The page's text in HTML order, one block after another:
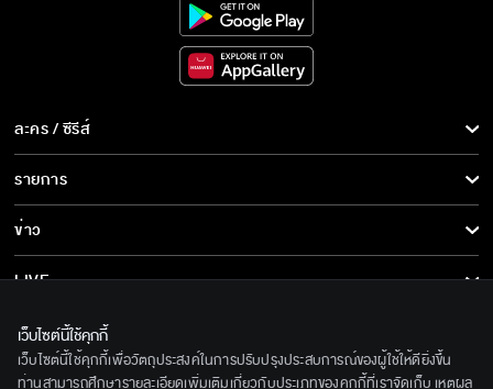
ละคร / ซีรีส์
ละคร/ซีรีส์
ซีรีส์นานาชาติ
การ์ตูน & เกม
รายการ
รายการทั้งหมด
ข่าว
ข่าวทั้งหมด
ข่าวประชาสัมพันธ์
LIVE
เกี่ยวกับเรา
BEC World
ติดตามเราได้ที่
เว็บไซต์นี้ใช้คุกกี้
เว็บไซต์นี้ใช้คุกกี้เพื่อวัตถุประสงค์ในการปรับปรุงประสบการณ์ของผู้ใช้ให้ดียิ่งขึ้น
ท่านสามารถศึกษารายละเอียดเพิ่มเติมเกี่ยวกับประเภทของคุกกี้ที่เราจัดเก็บ เหตุผล